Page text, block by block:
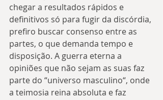
chegar a resultados rápidos e
definitivos só para fugir da discórdia,
prefiro buscar consenso entre as
partes, o que demanda tempo e
disposição. A guerra eterna a
opiniões que não sejam as suas faz
parte do “universo masculino“, onde
a teimosia reina absoluta e faz